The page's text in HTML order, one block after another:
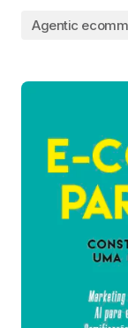
Agentic